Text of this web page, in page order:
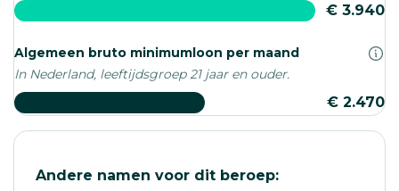
€ 3.940
Algemeen bruto minimumloon per maand
In Nederland, leeftijdsgroep 21 jaar en ouder.
€ 2.470
Andere namen voor dit beroep: